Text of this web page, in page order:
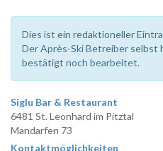
Dies ist ein redaktioneller
Der Après-Ski Betreiber selbst
bestätigt noch bearbeitet.
Siglu Bar & Restaurant
6481 St. Leonhard im Pitztal
Mandarfen 73
Kontaktmöglichkeiten